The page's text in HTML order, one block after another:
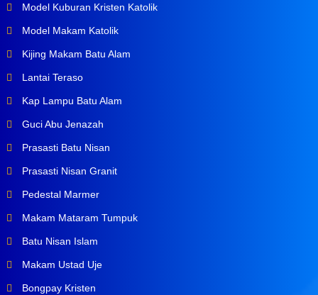
Model Kuburan Kristen Katolik
Model Makam Katolik
Kijing Makam Batu Alam
Lantai Teraso
Kap Lampu Batu Alam
Guci Abu Jenazah
Prasasti Batu Nisan
Prasasti Nisan Granit
Pedestal Marmer
Makam Mataram Tumpuk
Batu Nisan Islam
Makam Ustad Uje
Bongpay Kristen